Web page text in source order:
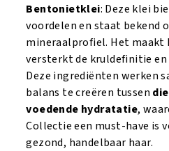
Bentonietklei: Deze klei
voordelen en staat bekend
mineraalprofiel. Het maakt
versterkt de kruldefinitie
Deze ingrediënten werken
balans te creëren tussen
voedende hydratatie,
Collectie een must-have is
gezond, handelbaar haar.